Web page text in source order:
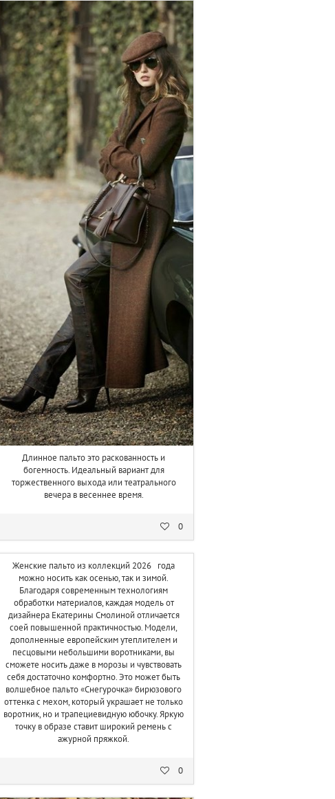
Длинное пальто это раскованность и
богемность. Идеальный вариант для
торжественного выхода или театрального
вечера в весеннее время.
0
Женские пальто из коллекций 2026 года
можно носить как осенью, так и зимой.
Благодаря современным технологиям
обработки материалов, каждая модель от
дизайнера Екатерины Смолиной отличается
соей повышенной практичностью. Модели,
дополненные европейским утеплителем и
песцовыми небольшими воротниками, вы
сможете носить даже в морозы и чувствовать
себя достаточно комфортно. Это может быть
волшебное пальто «Снегурочка» бирюзового
оттенка с мехом, который украшает не только
воротник, но и трапециевидную юбочку. Яркую
точку в образе ставит широкий ремень с
ажурной пряжкой.
0